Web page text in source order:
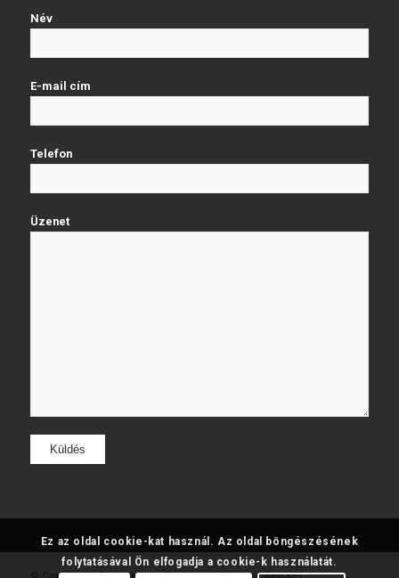
Név
E-mail cím
Telefon
Üzenet
Ez az oldal cookie-kat használ. Az oldal böngészésének
folytatásával Ön elfogadja a cookie-k használatát.